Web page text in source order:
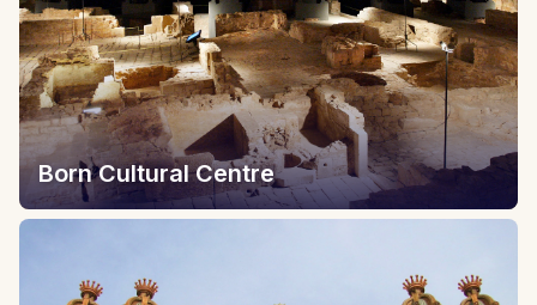
Born Cultural Centre